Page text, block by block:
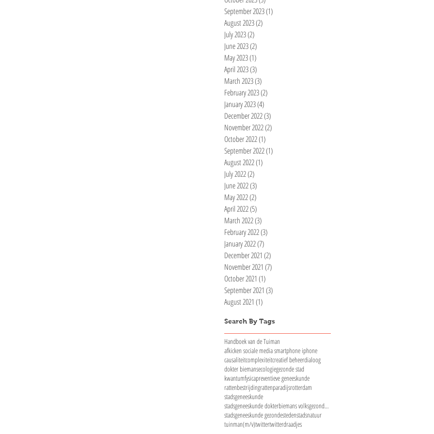
September 2023(1)
August 2023(2)
July 2023(2)
June 2023(2)
May 2023(1)
April 2023(3)
March 2023(3)
February 2023(2)
January 2023(4)
December 2022(3)
November 2022(2)
October 2022(1)
September 2022(1)
August 2022(1)
July 2022(2)
June 2022(3)
May 2022(2)
April 2022(5)
March 2022(3)
February 2022(3)
January 2022(7)
December 2021 (2)
November 2021 (7)
October 2021 (1)
September 2021 (3)
August 2021 (1)
Search By Tags
Handboek van de Tuiman
afkicken sociale media smartphone iphone
causaliteitcomplexiteitcreatief beheerdialoog
dokter biemansecologiegezonde stad
kwantumfysicapreventieve geneeskunde
rattenbestrijdingrattenparadijsrotterdam
stadsgeneeskunde
stadsgeneeskunde dokterbiemans volksgezondheid
stadsgeneeskunde gezondestedenstadsnatuur
tuinman(m/v)twittertwitterdraadjes